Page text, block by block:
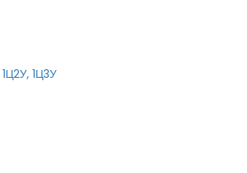
1Ц3У